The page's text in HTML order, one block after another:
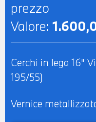
prezzo
Valore:
Cerchi in lega 16"
195/55)
Vernice